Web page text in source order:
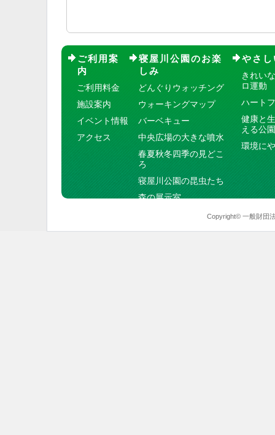
ご利用案
内
ご利用料金
施設案内
イベント情報
アクセス
寝屋川公園のお楽
しみ
どんぐりウォッチング
ウォーキングマップ
バーベキュー
中央広場の大きな噴水
春夏秋冬四季の見どこ
ろ
寝屋川公園の昆虫たち
森の展示室
やさ
きれい
ロ運動
ハート
健康と
える公園
環境に
Copyright© 一般財団